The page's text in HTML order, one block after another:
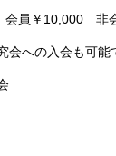
￥10,000 非会
会への入会も可能